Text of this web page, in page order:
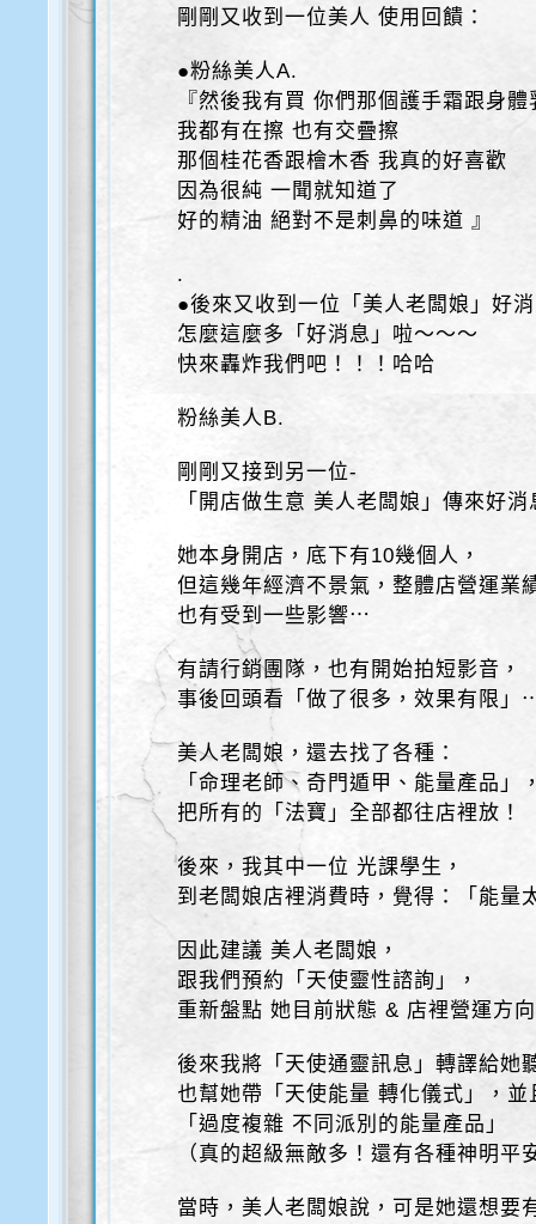
剛剛又收到一位美人 使用回饋：
●粉絲美人A.
『然後我有買 你們那個護手霜跟身體
我都有在擦 也有交疊擦
那個桂花香跟檜木香 我真的好喜歡
因為很純 一聞就知道了
好的精油 絕對不是刺鼻的味道 』
.
●後來又收到一位「美人老闆娘」好
怎麼這麼多「好消息」啦～～～
快來轟炸我們吧！！！哈哈
粉絲美人B.
剛剛又接到另一位-
「開店做生意 美人老闆娘」傳來好消
她本身開店，底下有10幾個人，
但這幾年經濟不景氣，整體店營運業
也有受到一些影響⋯
有請行銷團隊，也有開始拍短影音，
事後回頭看「做了很多，效果有限」
美人老闆娘，還去找了各種：
「命理老師、奇門遁甲、能量產品」
把所有的「法寶」全部都往店裡放！
後來，我其中一位 光課學生，
到老闆娘店裡消費時，覺得：「能量
因此建議 美人老闆娘，
跟我們預約「天使靈性諮詢」，
重新盤點 她目前狀態 & 店裡營運方
後來我將「天使通靈訊息」轉譯給她
也幫她帶「天使能量 轉化儀式」，並
「過度複雜 不同派別的能量產品」
（真的超級無敵多！還有各種神明
當時，美人老闆娘說，可是她還想要